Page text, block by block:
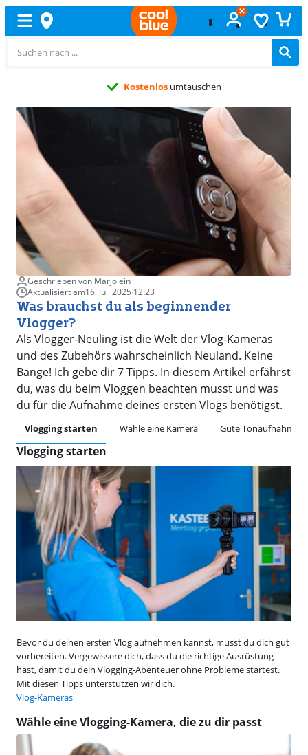
Kostenlosumtauschen
Geschrieben von Marjolein
Aktualisiert am16. Juli 2025·12:23
Was brauchst du als beginnender
Vlogger?
Als Vlogger-Neuling ist die Welt der Vlog-Kameras
und des Zubehörs wahrscheinlich Neuland. Keine
Bange! Ich gebe dir 7 Tipps. In diesem Artikel erfährst
du, was du beim Vloggen beachten musst und was
du für die Aufnahme deines ersten Vlogs benötigst.
Vlogging starten Wähle eine Kamera Gute Tonaufnahmen
Vlogging starten
Bevor du deinen ersten Vlog aufnehmen kannst, musst du dich gut
vorbereiten. Vergewissere dich, dass du die richtige Ausrüstung
hast, damit du dein Vlogging-Abenteuer ohne Probleme startest.
Mit diesen Tipps unterstützen wir dich.
Vlog-Kameras
Wähle eine Vlogging-Kamera, die zu dir passt